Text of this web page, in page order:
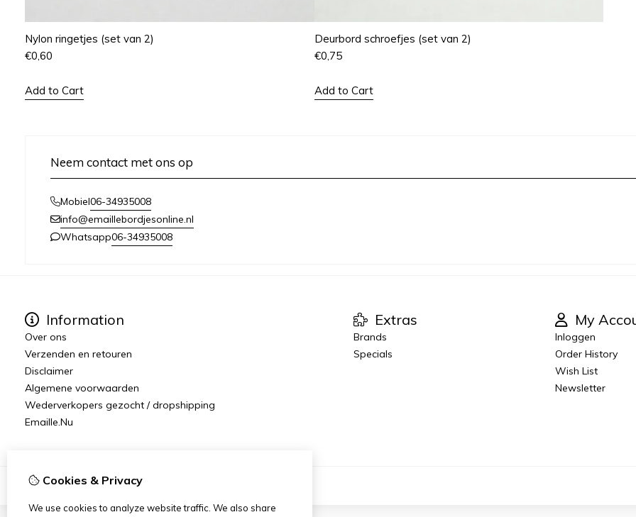
Nylon ringetjes (set van 2)
€0,60
Add to Cart
Deurbord schroefjes (set van 2)
€0,75
Add to Cart
Neem contact met ons op
Mobiel06-34935008
info@emaillebordjesonline.nl
Whatsapp06-34935008
Information
Over ons
Verzenden en retouren
Disclaimer
Algemene voorwaarden
Wederverkopers gezocht / dropshipping
Emaille.Nu
Extras
Brands
Specials
My
Inloggen
Order History
Wish List
Newsletter
Cookies & Privacy
We use cookies to analyze website traffic. We also share